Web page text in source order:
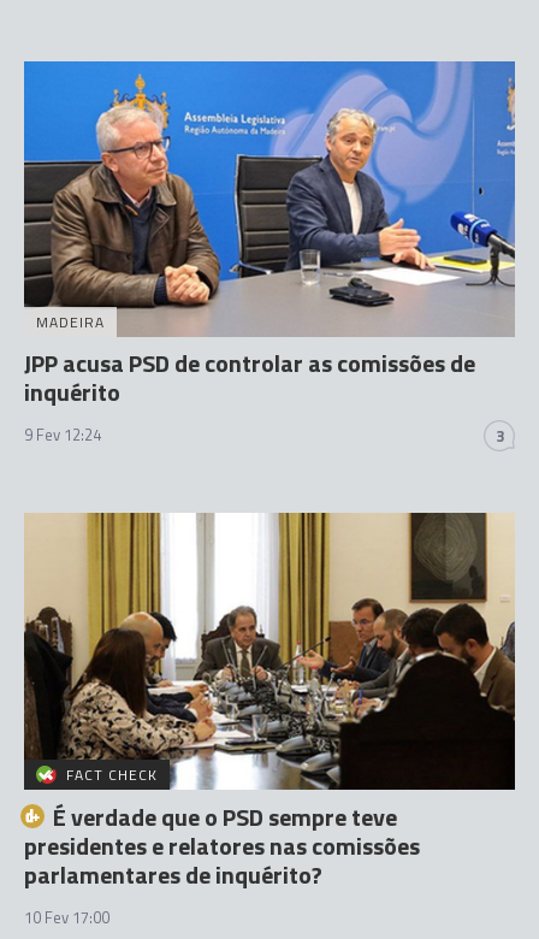
MADEIRA
JPP acusa PSD de controlar as comissões de
inquérito
9 Fev 12:24 3
FACT CHECK
É verdade que o PSD sempre teve
presidentes e relatores nas comissões
parlamentares de inquérito?
10 Fev 17:00